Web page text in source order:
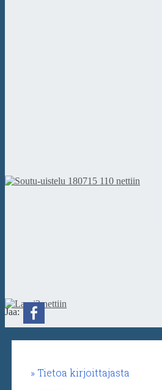
Jaa:
Tietoa kirjoittajasta